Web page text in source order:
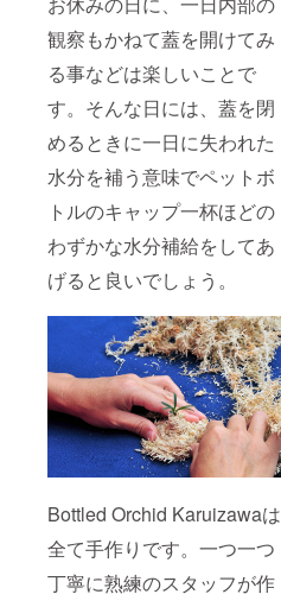
観察もかねて蓋を開けてみ
る事などは楽しいことで
す。そんな日には、蓋を閉
めるときに一日に失われた
水分を補う意味でペットボ
トルのキャップ一杯ほどの
わずかな水分補給をしてあ
げると良いでしょう。
Bottled Orchid Karuizawaは
全て手作りです。一つ一つ
丁寧に熟練のスタッフが作